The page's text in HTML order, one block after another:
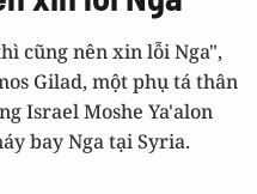
cũng nên xin lỗi Nga",
Gilad, một phụ tá thân
Israel Moshe Ya'alon
bay Nga tại Syria.